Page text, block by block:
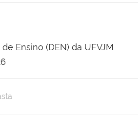
Ensino (DEN) da UFVJM